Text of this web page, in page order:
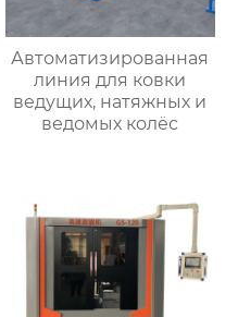
Автоматизированная
линия для ковки
ведущих, натяжных и
ведомых колёс